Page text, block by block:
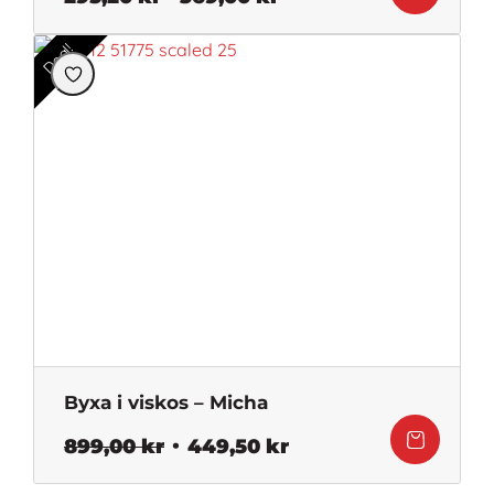
Byxa i viskos – Micha
899,00kr Det449,50 krDet
nuvarande
Deal!